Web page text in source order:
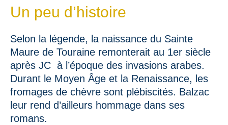
Un peu d’histoire
Selon la légende, la naissance du Sainte
Maure de Touraine remonterait au 1er siècle
après JC à l’époque des invasions arabes.
Durant le Moyen Âge et la Renaissance, les
fromages de chèvre sont plébiscités. Balzac
leur rend d’ailleurs hommage dans ses
romans.